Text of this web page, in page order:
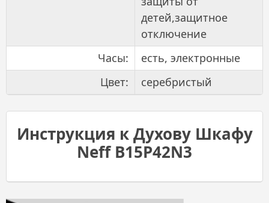
детей,защитное
отключение
Часы:
есть, электронные
Цвет:
серебристый
Инструкция к Духову Шкафу
Neff B15P42N3